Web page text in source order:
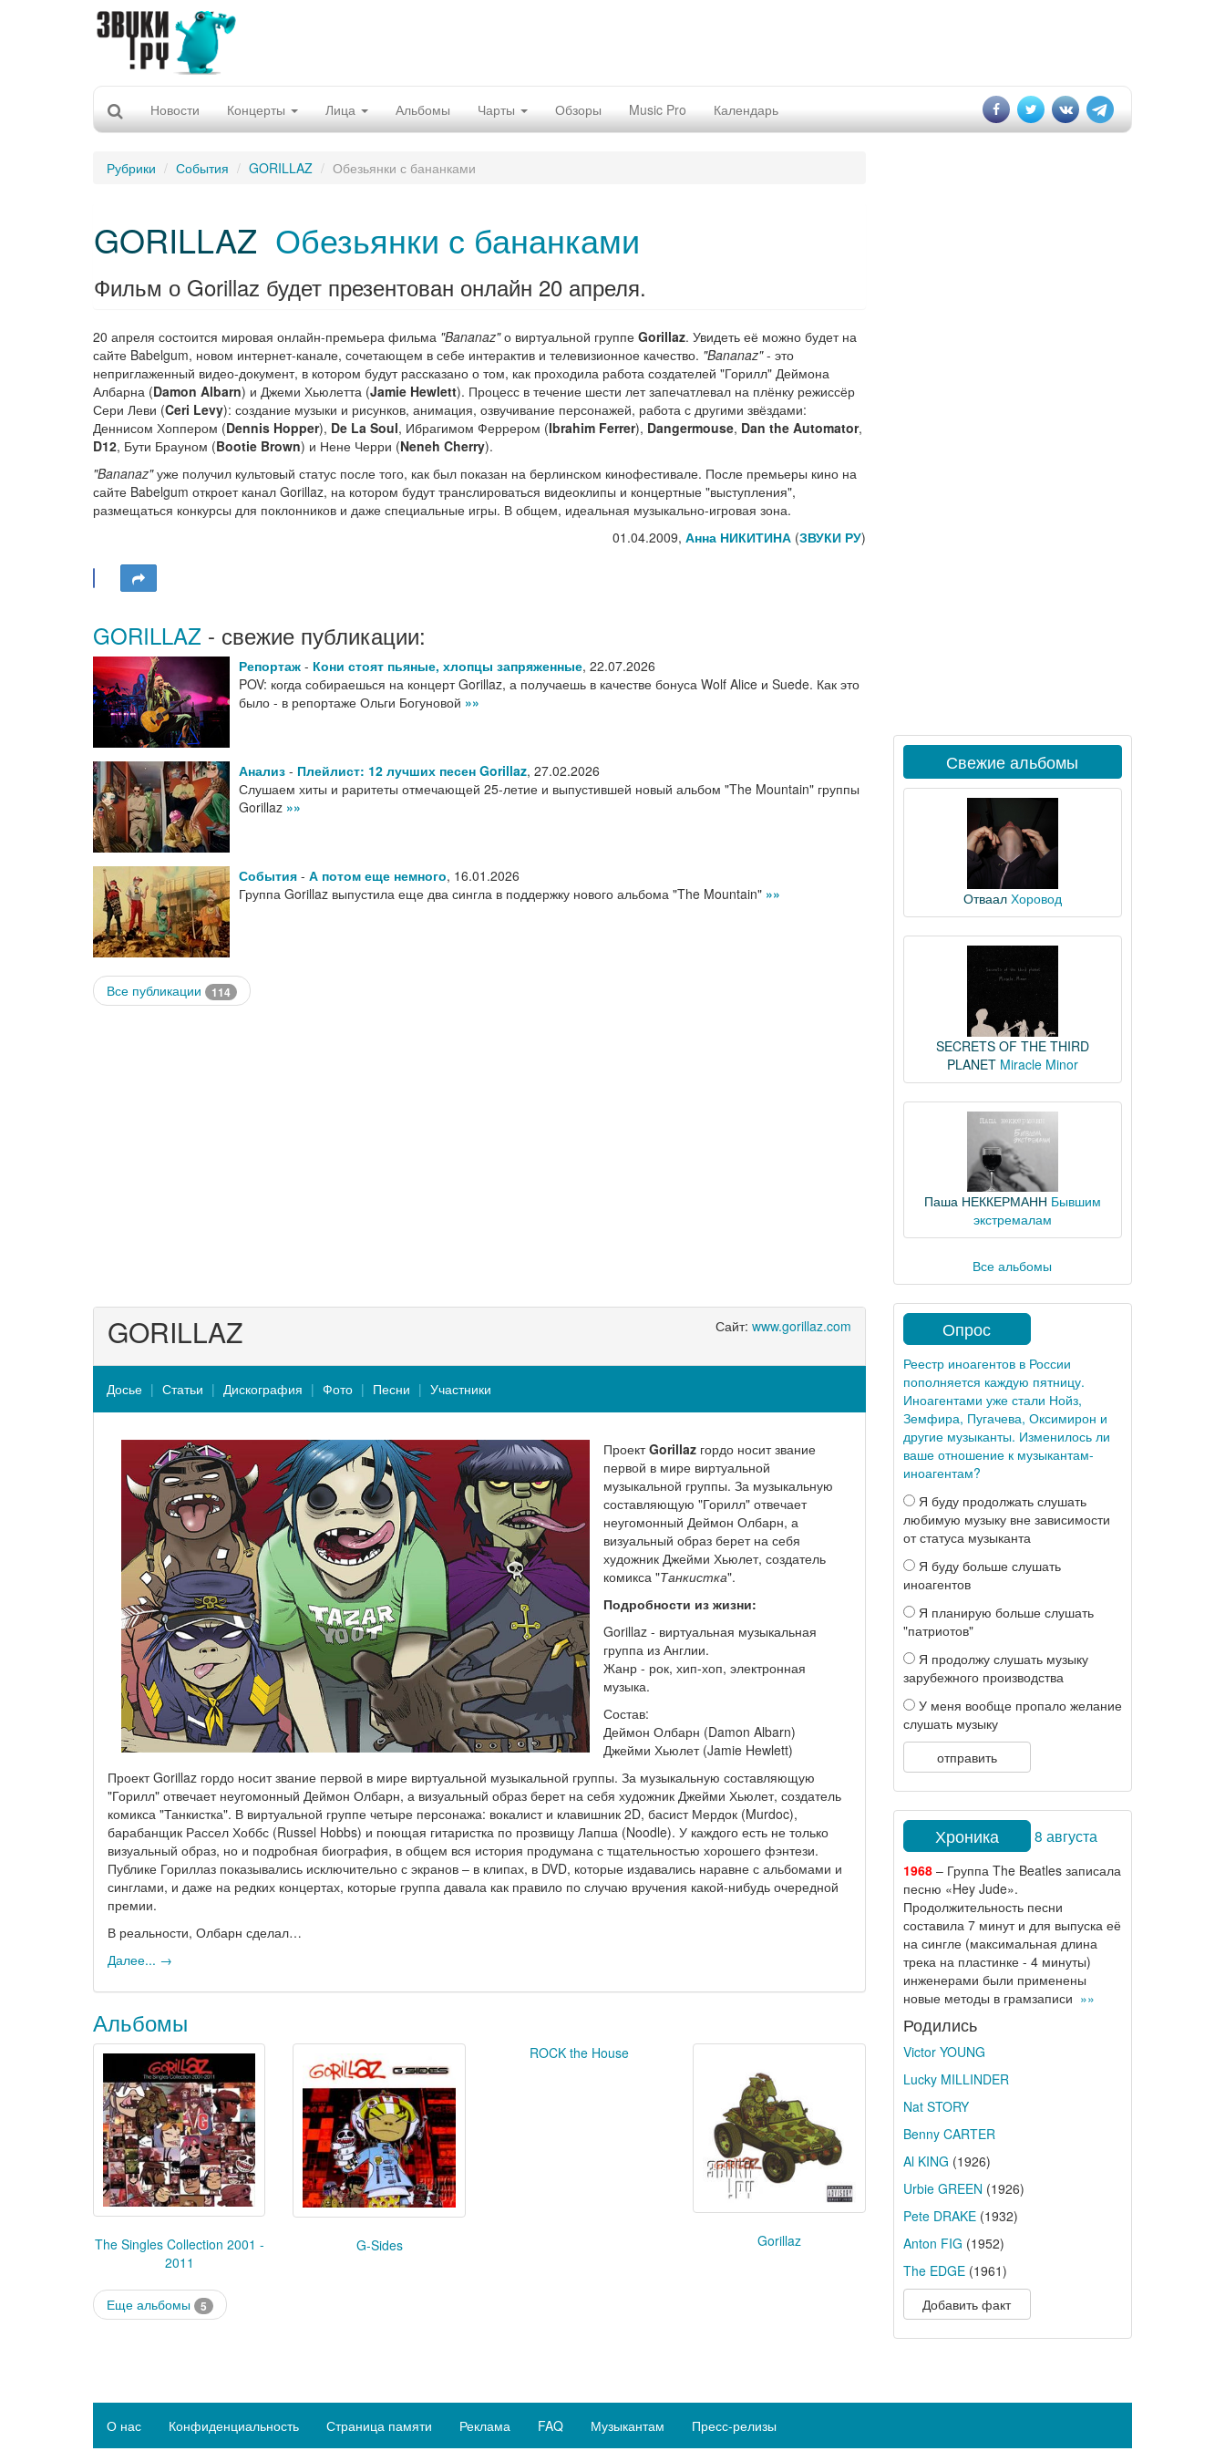
Новости Концерты Лица Альбомы Чарты Обзоры Music Pro Календарь
Рубрики События GORILLAZ Обезьянки с бананками
GORILLAZ Обезьянки с бананками
Фильм о Gorillaz будет презентован онлайн 20 апреля.
20 апреля состоится мировая онлайн-премьера фильма "Bananaz"о виртуальной группе Gorillaz. Увидеть её можно будет на
сайте Babelgum, новом интернет-канале, сочетающем в себе интерактив и телевизионное качество. "Bananaz"- это
неприглаженный видео-документ, в котором будут рассказано о том, как проходила работа создателей "Горилл" Деймона
Албарна (Damon Albarn) и Джеми Хьюлетта (Jamie Hewlett). Процесс в течение шести лет запечатлевал на плёнку режиссёр
Сери Леви (Ceri Levy): создание музыки и рисунков, анимация, озвучивание персонажей, работа с другими звёздами:
Деннисом Хоппером (Dennis Hopper), De La Soul, Ибрагимом Феррером (Ibrahim Ferrer), Dangermouse, Dan the Automator,
D12, Бути Брауном (Bootie Brown) и Нене Черри (Neneh Cherry).
"Bananaz"уже получил культовый статус после того, как был показан на берлинском кинофестивале. После премьеры кино на
сайте Babelgum откроет канал Gorillaz, на котором будут транслироваться видеоклипы и концертные "выступления",
размещаться конкурсы для поклонников и даже специальные игры. В общем, идеальная музыкально-игровая зона.
01.04.2009, Анна НИКИТИНА(ЗВУКИ РУ)
GORILLAZ - свежие публикации:
Репортаж - Кони стоят пьяные, хлопцы запряженные, 22.07.2026
POV: когда собираешься на концерт Gorillaz, а получаешь в качестве бонуса Wolf Alice и Suede. Как это
было - в репортаже Ольги Богуновой »»
Анализ - Плейлист: 12 лучших песен Gorillaz, 27.02.2026
Слушаем хиты и раритеты отмечающей 25-летие и выпустившей новый альбом "The Mountain" группы
Gorillaz »»
События - А потом еще немного, 16.01.2026
Группа Gorillaz выпустила еще два сингла в поддержку нового альбома "The Mountain" »»
Все публикации 114
Сайт: www.gorillaz.com
GORILLAZ
Досье Статьи Дискография Фото Песни Участники
ПроектGorillazгордо носит звание
первой в мире виртуальной
музыкальной группы. За музыкальную
составляющую "Горилл" отвечает
неугомонный Деймон Олбарн, а
визуальный образ берет на себя
художник Джейми Хьюлет, создатель
комикса "Танкистка".
Подробности из жизни:
Gorillaz - виртуальная музыкальная
группа из Англии.
Жанр - рок, хип-хоп, электронная
музыка.
Состав:
Деймон Олбарн (Damon Albarn)
Джейми Хьюлет (Jamie Hewlett)
Проект Gorillaz гордо носит звание первой в мире виртуальной музыкальной группы. За музыкальную составляющую
"Горилл" отвечает неугомонный Деймон Олбарн, а визуальный образ берет на себя художник Джейми Хьюлет, создатель
комикса "Танкистка". В виртуальной группе четыре персонажа: вокалист и клавишник 2D, басист Мердок (Murdoc),
барабанщик Рассел Хоббс (Russel Hobbs) и поющая гитаристка по прозвищу Лапша (Noodle). У каждого есть не только
визуальный образ, но и подробная биография, в общем вся история продумана с тщательностью хорошего фэнтези.
Публике Гориллаз показывались исключительно с экранов – в клипах, в DVD, которые издавались наравне с альбомами и
синглами, и даже на редких концертах, которые группа давала как правило по случаю вручения какой-нибудь очередной
премии.
В реальности, Олбарн сделал…
Далее... →
Альбомы
The Singles Collection 2001 -
2011
G-Sides
ROCK the House
Gorillaz
Еще альбомы 5
Свежие альбомы
Отваал Хоровод
SECRETS OF THE THIRD
PLANET Miracle Minor
Паша НЕККЕРМАНН Бывшим
экстремалам
Все альбомы
Опрос
Реестр иноагентов в России
пополняется каждую пятницу.
Иноагентами уже стали Нойз,
Земфира, Пугачева, Оксимирон и
другие музыканты. Изменилось ли
ваше отношение к музыкантам-
иноагентам?
Я буду продолжать слушать
любимую музыку вне зависимости
от статуса музыканта
Я буду больше слушать
иноагентов
Я планирую больше слушать
"патриотов"
Я продолжу слушать музыку
зарубежного производства
У меня вообще пропало желание
слушать музыку
отправить
Хроника 8 августа
1968– Группа The Beatles записала
песню «Hey Jude».
Продолжительность песни
составила 7 минут и для выпуска её
на сингле (максимальная длина
трека на пластинке - 4 минуты)
инженерами были применены
новые методы в грамзаписи »»
Родились
Victor YOUNG
Lucky MILLINDER
Nat STORY
Benny CARTER
Al KING (1926)
Urbie GREEN (1926)
Pete DRAKE(1932)
Anton FIG (1952)
The EDGE(1961)
Добавить факт
О нас Конфиденциальность Страница памяти Реклама FAQ Музыкантам Пресс-релизы